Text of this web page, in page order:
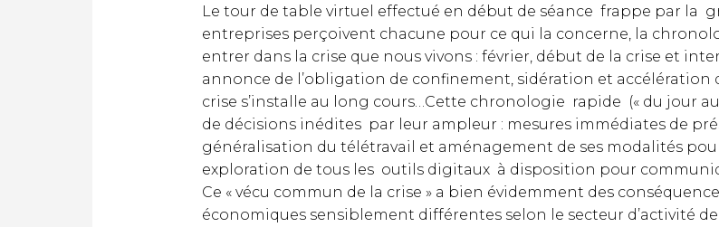
Le tour de table virtuel effectué en début de séance frappe par la
entreprises perçoivent chacune pour ce qui la concerne, la
entrer dans la crise que nous vivons : février, début de la crise et
annonce de l’obligation de confinement, sidération et accélération
crise s’installe au long cours…Cette chronologie rapide (« du jour
de décisions inédites par leur ampleur : mesures immédiates de
généralisation du télétravail et aménagement de ses modalités
exploration de tous les outils digitaux à disposition pour
Ce « vécu commun de la crise » a bien évidemment des
économiques sensiblement différentes selon le secteur d’activité